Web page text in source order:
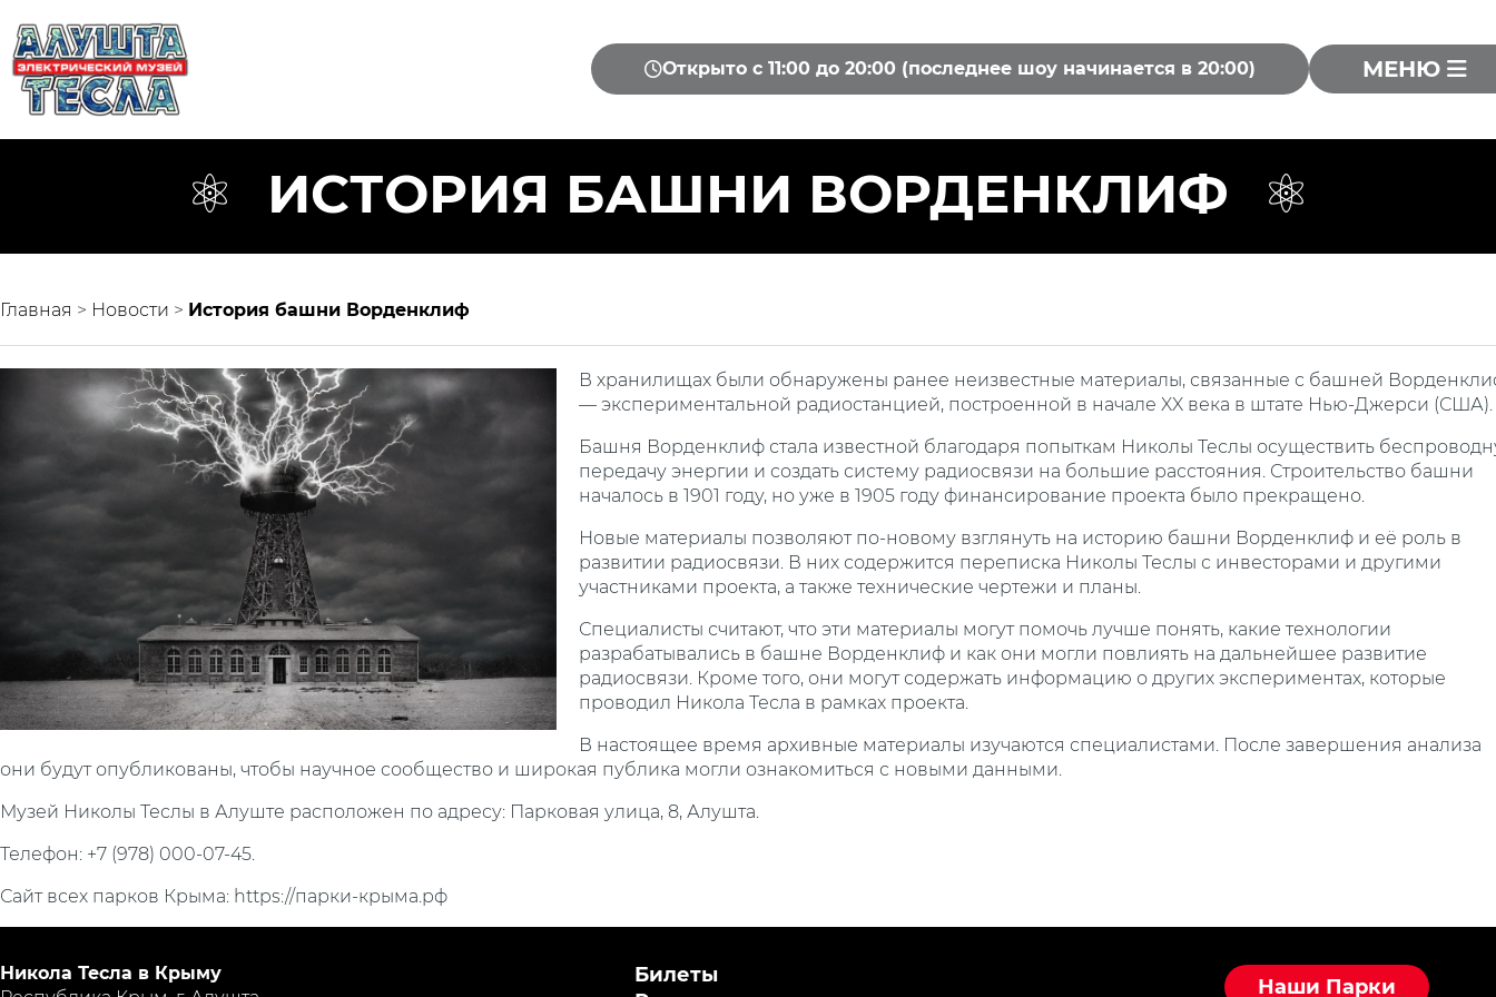
Открыто с 11:00 до 20:00 (последнее шоу начинается в 20:00) МЕНЮ
ИСТОРИЯ БАШНИ ВОРДЕНКЛИФ
Главная > Новости > История башни Ворденклиф
В хранилищах были обнаружены ранее неизвестные материалы, связанные с башней
— экспериментальной радиостанцией, построенной в начале XX века в штате Нью-Джерси (США).
Башня Ворденклиф стала известной благодаря попыткам Николы Теслы осуществить
передачу энергии и создать систему радиосвязи на большие расстояния. Строительство башни
началось в 1901 году, но уже в 1905 году финансирование проекта было прекращено.
Новые материалы позволяют по-новому взглянуть на историю башни Ворденклиф и её роль в
развитии радиосвязи. В них содержится переписка Николы Теслы с инвесторами и другими
участниками проекта, а также технические чертежи и планы.
Специалисты считают, что эти материалы могут помочь лучше понять, какие технологии
разрабатывались в башне Ворденклиф и как они могли повлиять на дальнейшее развитие
радиосвязи. Кроме того, они могут содержать информацию о других экспериментах, которые
проводил Никола Тесла в рамках проекта.
В настоящее время архивные материалы изучаются специалистами. После завершения анализа
они будут опубликованы, чтобы научное сообщество и широкая публика могли ознакомиться с новыми данными.
Музей Николы Теслы в Алуште расположен по адресу: Парковая улица, 8, Алушта.
Телефон: +7 (978) 000-07-45.
Сайт всех парков Крыма: https://парки-крыма.рф
Никола Тесла в Крыму
Билеты
Наши Парки